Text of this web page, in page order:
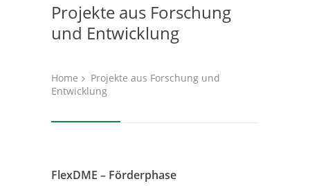
Projekte aus Forschung
und Entwicklung
Home
Projekte aus Forschung und
Entwicklung
FlexDME – Förderphase